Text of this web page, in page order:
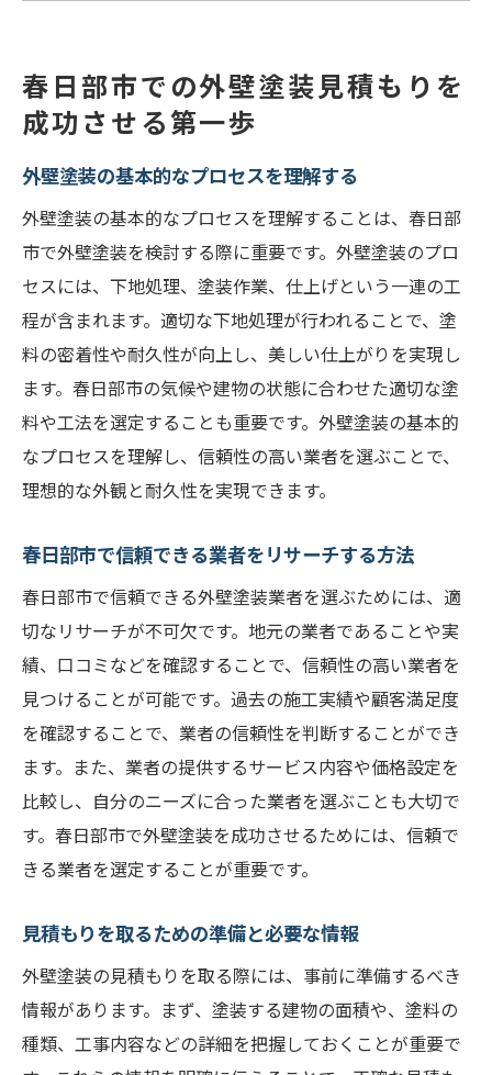
複数の見積もりを取ることの重要性
見積もり取得後にすべきこと
外壁塗装の見積もりで失敗しないための重要ポ
イント
見積もり内容を細かく確認する方法
見積もりに含まれるべき項目とその理由
適正価格を判断するための基準
見積もり書の比較方法とチェックポイント
安すぎる見積もりのリスクとは
見積もりに影響を与える要因
春日部市で外壁塗装を依頼する前に確認すべき
施工会社の評判を調べる手段
施工前に確認すべき契約内容
使用する塗料の種類とその特徴
保証内容とアフターサービスの確認
施工期間の目安とスケジュール調整
現地調査の重要性とそのポイント
評判の良い業者の見分け方
見積もり依頼時に質問すべき項目
過去の施工事例を確認する重要性
訪問時にチェックするべきポイント
業者と良好なコミュニケーションを取る方
春日部市での外壁塗装見積もりを
成功させる第一歩
外壁塗装の基本的なプロセスを理解する
外壁塗装の基本的なプロセスを理解することは、春日部
市で外壁塗装を検討する際に重要です。外壁塗装のプロ
セスには、下地処理、塗装作業、仕上げという一連の工
程が含まれます。適切な下地処理が行われることで、塗
料の密着性や耐久性が向上し、美しい仕上がりを実現し
ます。春日部市の気候や建物の状態に合わせた適切な塗
料や工法を選定することも重要です。外壁塗装の基本的
なプロセスを理解し、信頼性の高い業者を選ぶことで、
理想的な外観と耐久性を実現できます。
春日部市で信頼できる業者をリサーチする方法
春日部市で信頼できる外壁塗装業者を選ぶためには、適
切なリサーチが不可欠です。地元の業者であることや実
績、口コミなどを確認することで、信頼性の高い業者を
見つけることが可能です。過去の施工実績や顧客満足度
を確認することで、業者の信頼性を判断することができ
ます。また、業者の提供するサービス内容や価格設定を
比較し、自分のニーズに合った業者を選ぶことも大切で
す。春日部市で外壁塗装を成功させるためには、信頼で
きる業者を選定することが重要です。
見積もりを取るための準備と必要な情報
外壁塗装の見積もりを取る際には、事前に準備するべき
情報があります。まず、塗装する建物の面積や、塗料の
種類、工事内容などの詳細を把握しておくことが重要で